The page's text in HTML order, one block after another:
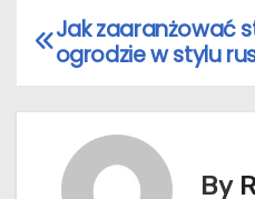
NJak zaaranżować
ogrodzie w stylu
By